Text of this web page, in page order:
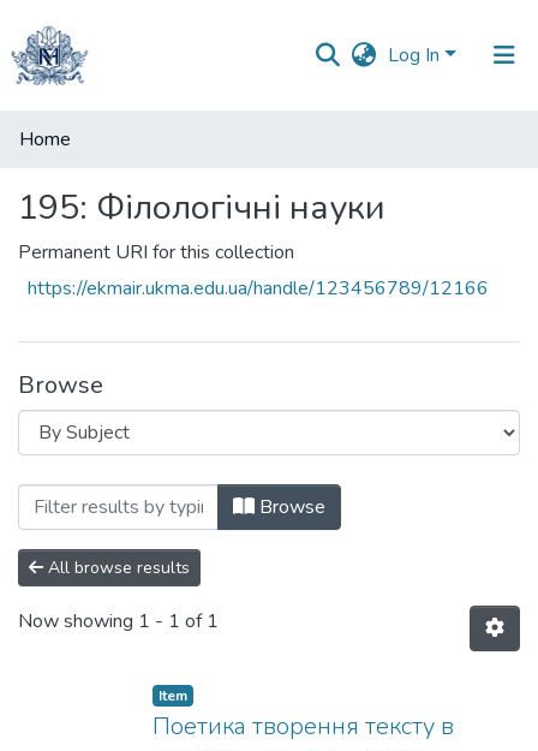
Log In
Communities
Collections
All of DSpace
Home
195: Філологічні науки
Permanent URI for this collection
https://ekmair.ukma.edu.ua/handle/123456789/12166
Browse
Browsing 195: Філологічні науки by
Browse
All browse results
Now showing 1 - 1 of 1
Item
Поетика творення тексту в